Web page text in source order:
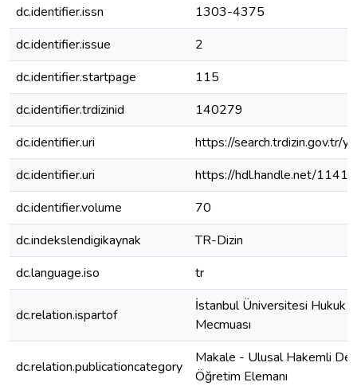
dc.identifier.issn
1303-4375
dc.identifier.issue
2
dc.identifier.startpage
115
dc.identifier.trdizinid
140279
dc.identifier.uri
https://search.trdizin.gov.tr/
dc.identifier.uri
https://hdl.handle.net/
dc.identifier.volume
70
dc.indekslendigikaynak
TR-Dizin
dc.language.iso
tr
dc.relation.ispartof
İstanbul Üniversitesi Hukuk
Mecmuası
dc.relation.publicationcategory
Makale - Ulusal Hakemli
Öğretim Elemanı